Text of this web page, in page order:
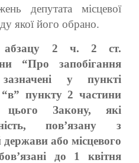
депутата місцевої
якої його обрано.
абзацу 2 ч. 2 ст.
“Про запобігання
зазначені у пункті
“в” пункту 2 частини
Закону, які
пов’язану з
або місцевого
до 1 квітня